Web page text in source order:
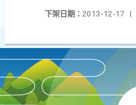
下架日期： 2013-12-17
|